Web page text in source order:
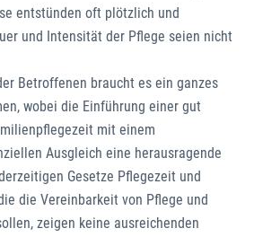
entstünden oft plötzlich und
und Intensität der Pflege seien nicht
Betroffenen braucht es ein ganzes
wobei die Einführung einer gut
mit einem
Ausgleich eine herausragende
Gesetze Pflegezeit und
die Vereinbarkeit von Pflege und
zeigen keine ausreichenden